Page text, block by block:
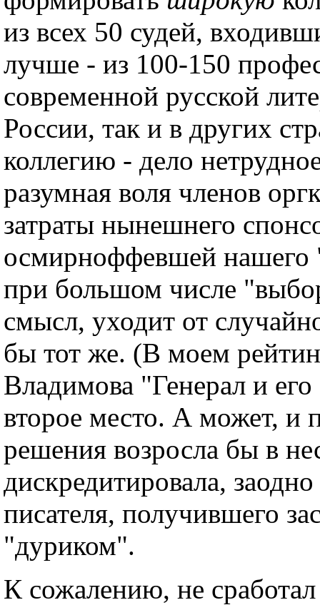
из всех 50 судей,
лучше - из 100-150
современной русской
России, так и в других
коллегию - дело
разумная воля членов
затраты нынешнего
осмирноффевшей нашего
при большом числе
смысл, уходит от
бы тот же. (В моем
Владимова "Генерал и
второе место. А может, и
решения возросла бы в
дискредитировала,
писателя, получившего
"дуриком".
К сожалению, не